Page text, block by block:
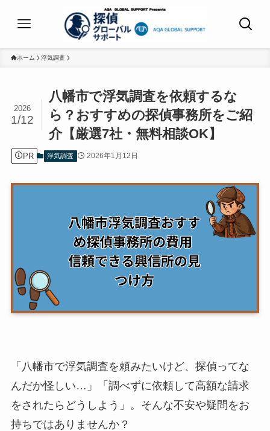
ホーム 浮気調査
八幡市で浮気調査を依頼するな
ら？おすすめの探偵事務所をご紹
介【厳選7社・無料相談OK】
2026
1/12
PR 浮気調査 2026年1月12日
「八幡市で浮気調査を頼みたいけど、探偵ってな
んだか怪しい…」「調べずに依頼して高額な請求
をされたらどうしよう」。そんな不安や疑問をお
持ちではありませんか？